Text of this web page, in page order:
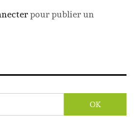
pour publier un